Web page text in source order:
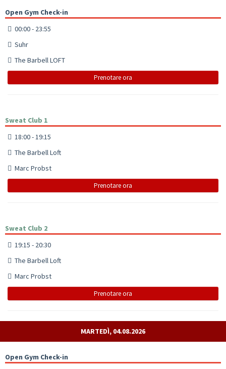
Open Gym Check-in
00:00 - 23:55
Suhr
The Barbell LOFT
Prenotare ora
Sweat Club 1
18:00 - 19:15
The Barbell Loft
Marc Probst
Prenotare ora
Sweat Club 2
19:15 - 20:30
The Barbell Loft
Marc Probst
Prenotare ora
MARTEDÌ, 04.08.2026
Open Gym Check-in